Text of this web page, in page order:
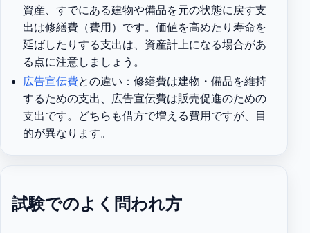
資産、すでにある建物や備品を元の状態に戻す支
出は修繕費（費用）です。価値を高めたり寿命を
延ばしたりする支出は、資産計上になる場合があ
る点に注意しましょう。
広告宣伝費との違い：修繕費は建物・備品を維持
するための支出、広告宣伝費は販売促進のための
支出です。どちらも借方で増える費用ですが、目
的が異なります。
試験でのよく問われ方